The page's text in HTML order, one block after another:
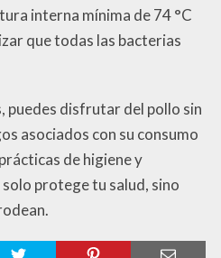
interna mínima de 74 °C
que todas las bacterias
puedes disfrutar del pollo sin
asociados con su consumo
de higiene y
protege tu salud, sino